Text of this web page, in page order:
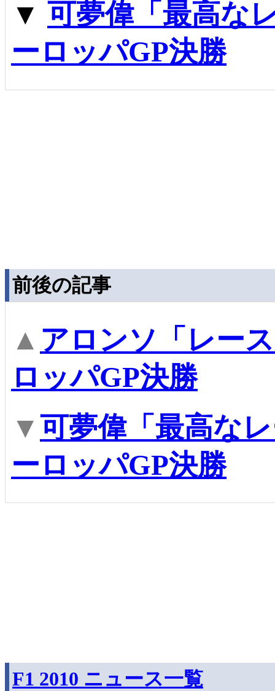
▼ 可夢偉「最高な
ーロッパGP決勝
前後の記事
▲ アロンソ「レー
ロッパGP決勝
▼可夢偉「最高な
ーロッパGP決勝
F1 2010 ニュース一覧